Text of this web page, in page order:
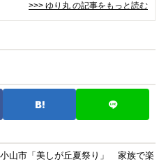
>>> ゆり丸 の記事をもっと読む
山市「美しが丘夏祭り」 家族で楽